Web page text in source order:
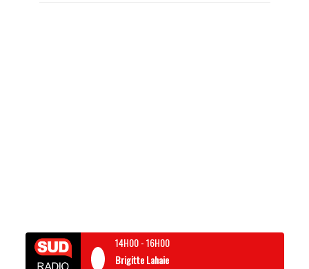
14H00-16H00
Brigitte Lahaie